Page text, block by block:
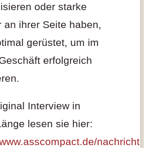
oder starke
an ihrer Seite haben,
gerüstet, um im
erfolgreich
Interview in
lesen sie hier: